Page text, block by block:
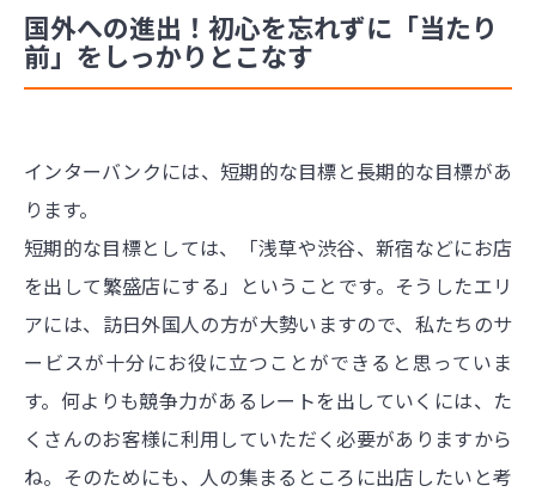
国外への進出！初心を忘れずに「当たり
前」をしっかりとこなす
インターバンクには、短期的な目標と長期的な目標があ
ります。
短期的な目標としては、「浅草や渋谷、新宿などにお店
を出して繁盛店にする」ということです。そうしたエリ
アには、訪日外国人の方が大勢いますので、私たちのサ
ービスが十分にお役に立つことができると思っていま
す。何よりも競争力があるレートを出していくには、た
くさんのお客様に利用していただく必要がありますから
ね。そのためにも、人の集まるところに出店したいと考